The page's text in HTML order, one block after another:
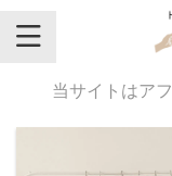
＼芸能人名・ドラマ名
当サイトはア